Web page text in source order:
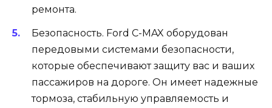
ремонта.
Безопасность. Ford C-MAX оборудован
передовыми системами безопасности,
которые обеспечивают защиту вас и ваших
пассажиров на дороге. Он имеет надежные
тормоза, стабильную управляемость и